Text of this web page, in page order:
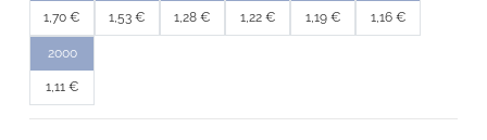
1,70 € 1,53 € 1,28 € 1,22 € 1,19 € 1,16 €
2000
1,11 €